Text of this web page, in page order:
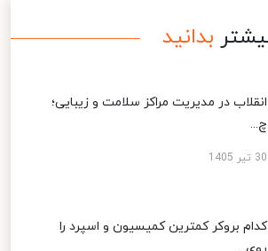
بدانید
در مدیریت مراکز سلامت و زیبایی؛
بروکر کمترین کمیسیون و اسپرد را